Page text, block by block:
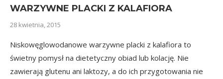
WARZYWNE PLACKI Z KALAFIORA
28 kwietnia, 2015
Niskowęglowodanowe warzywne placki z kalafiora to
świetny pomysł na dietetyczny obiad lub kolację. Nie
zawierają glutenu ani laktozy, a do ich przygotowania nie